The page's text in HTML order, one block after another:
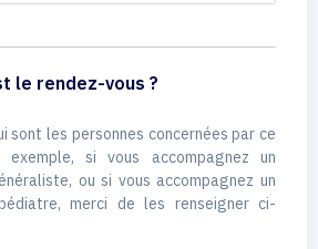
le rendez-vous ?
sont les personnes concernées par ce
exemple, si vous accompagnez un
ou si vous accompagnez un
merci de les renseigner ci-